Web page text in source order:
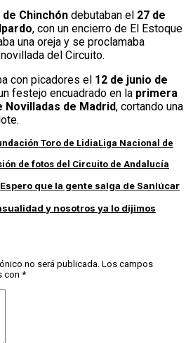
de Chinchón debutaban el 27 de
, con un encierro de El Estoque
una oreja y se proclamaba
del Circuito.
con picadores el 12 de junio de
festejo encuadrado en la primera
de Madrid, cortando una
Toro de LidiaLiga Nacional de
que la gente salga de Sanlúcar
y nosotros ya lo dijimos
no será publicada. Los campos
con *